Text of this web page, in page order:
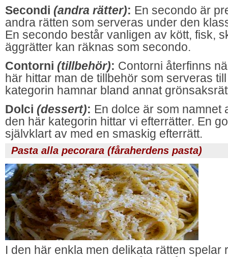
Secondi (andra rätter): En secondo är
andra rätten som serveras under den
En secondo består vanligen av kött, fisk,
äggrätter kan räknas som secondo.
Contorni (tillbehör): Contorni återfinns
här hittar man de tillbehör som serveras
kategorin hamnar bland annat
Dolci (dessert): En dolce är som namnet
den här kategorin hittar vi efterrätter. En
självklart av med en smaskig efterrätt.
Pasta alla pecorara (fåraherdens pasta)
I den här enkla men delikata rätten spelar